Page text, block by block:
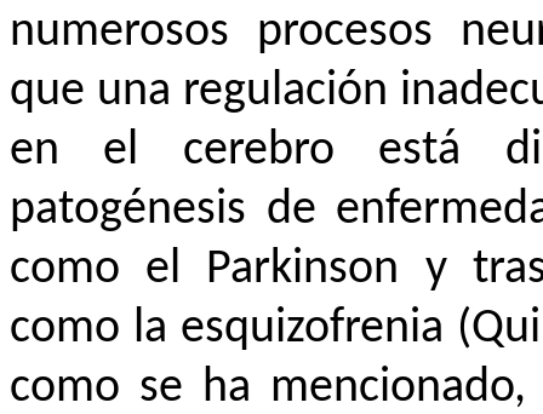
numerosos procesos
que una regulación
en el cerebro está
patogénesis de
como el Parkinson y
como la esquizofrenia
como se ha